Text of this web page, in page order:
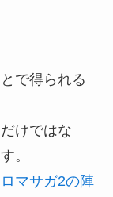
で得られる
けではな
。
ロマサガ2の陣